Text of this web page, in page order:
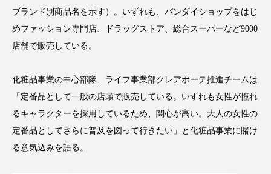
ソーシャルウェルネス ソーシャルコマース
ドライヤー 温度 髪 ダメージ ナイアシンアミド
ナイトプロテイン ナイトルーティン 金木犀
ブランド別商品名を示す）。いずれも、バンダイショップをはじ
めファッション専門店、ドラッグストア、総合スーパーなど9000
店舗で販売している。
化粧品事業の中心部隊、ライフ事業部クレアポーテ推進チームは
「定番品として一般の店頭で販売している。いずれも女性が憧れ
るキャラクターを採用しているため、関心が高い。大人の女性の
定番品としてさらに普及を図って行きたい」と化粧品事業に賭け
る意気込みを語る。